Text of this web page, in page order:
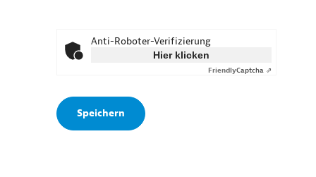
Anti-Roboter-Verifizierung
Hier klicken
FriendlyCaptcha ⇗